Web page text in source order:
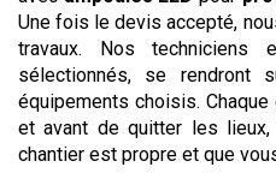
Une fois le devis accepté,
travaux. Nos techniciens
sélectionnés, se rendront
équipements choisis.
et avant de quitter les
chantier est propre et que